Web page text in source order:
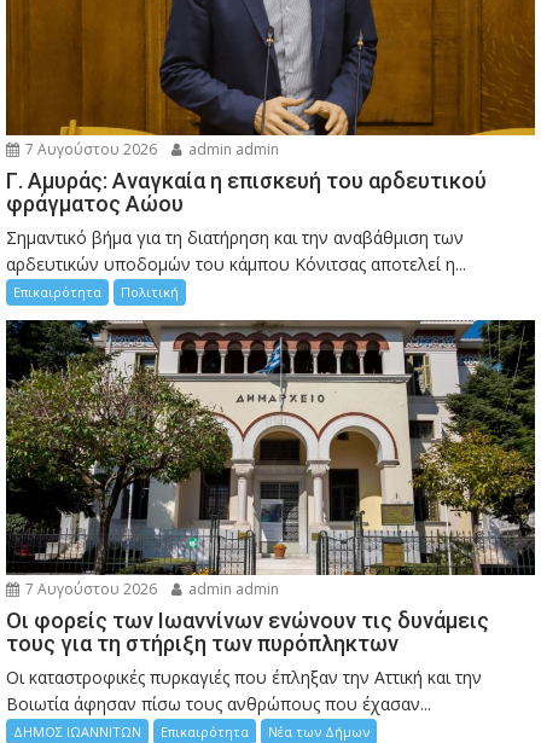
7 Αυγούστου 2026 admin admin
Γ. Αμυράς: Αναγκαία η επισκευή του αρδευτικού
φράγματος Αώου
Σημαντικό βήμα για τη διατήρηση και την αναβάθμιση των
αρδευτικών υποδομών του κάμπου Κόνιτσας αποτελεί η...
Επικαιρότητα Πολιτική
7 Αυγούστου 2026 admin admin
Οι φορείς των Ιωαννίνων ενώνουν τις δυνάμεις
τους για τη στήριξη των πυρόπληκτων
Οι καταστροφικές πυρκαγιές που έπληξαν την Αττική και την
Bοιωτία άφησαν πίσω τους ανθρώπους που έχασαν...
ΔΗΜΟΣ ΙΩΑΝΝΙΤΩΝ Επικαιρότητα Νέα των Δήμων